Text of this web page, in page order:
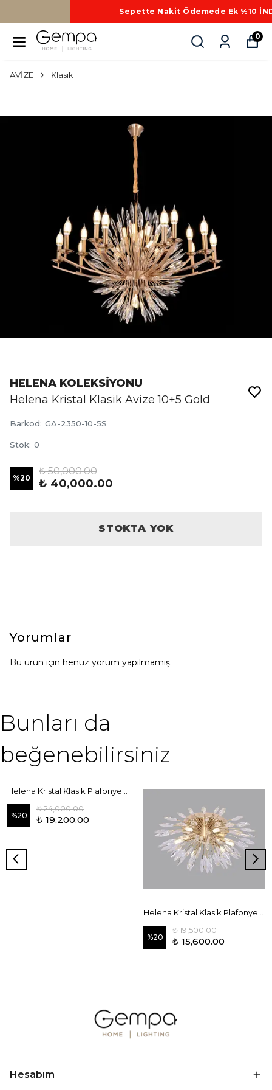
Sepette Nakit Ödemede Ek %10 İNDİRİM
0
AVİZE Klasik
HELENA KOLEKSİYONU
Helena Kristal Klasik Avize 10+5 Gold
Barkod: GA-2350-10-5S
Stok: 0
%20
₺ 50,000.00
₺ 40,000.00
STOKTA YOK
Yorumlar
Bu ürün için henüz yorum yapılmamış.
Bunları da
beğenebilirsiniz
%20
₺ 24,000.00
₺ 19,200.00
%20
₺ 19,500.00
₺ 15,600.00
Hesabım